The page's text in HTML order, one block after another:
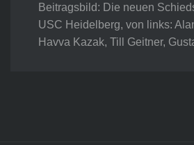
Beitragsbild: Die neuen
USC Heidelberg, von links:
Havva Kazak, Till Geitner,